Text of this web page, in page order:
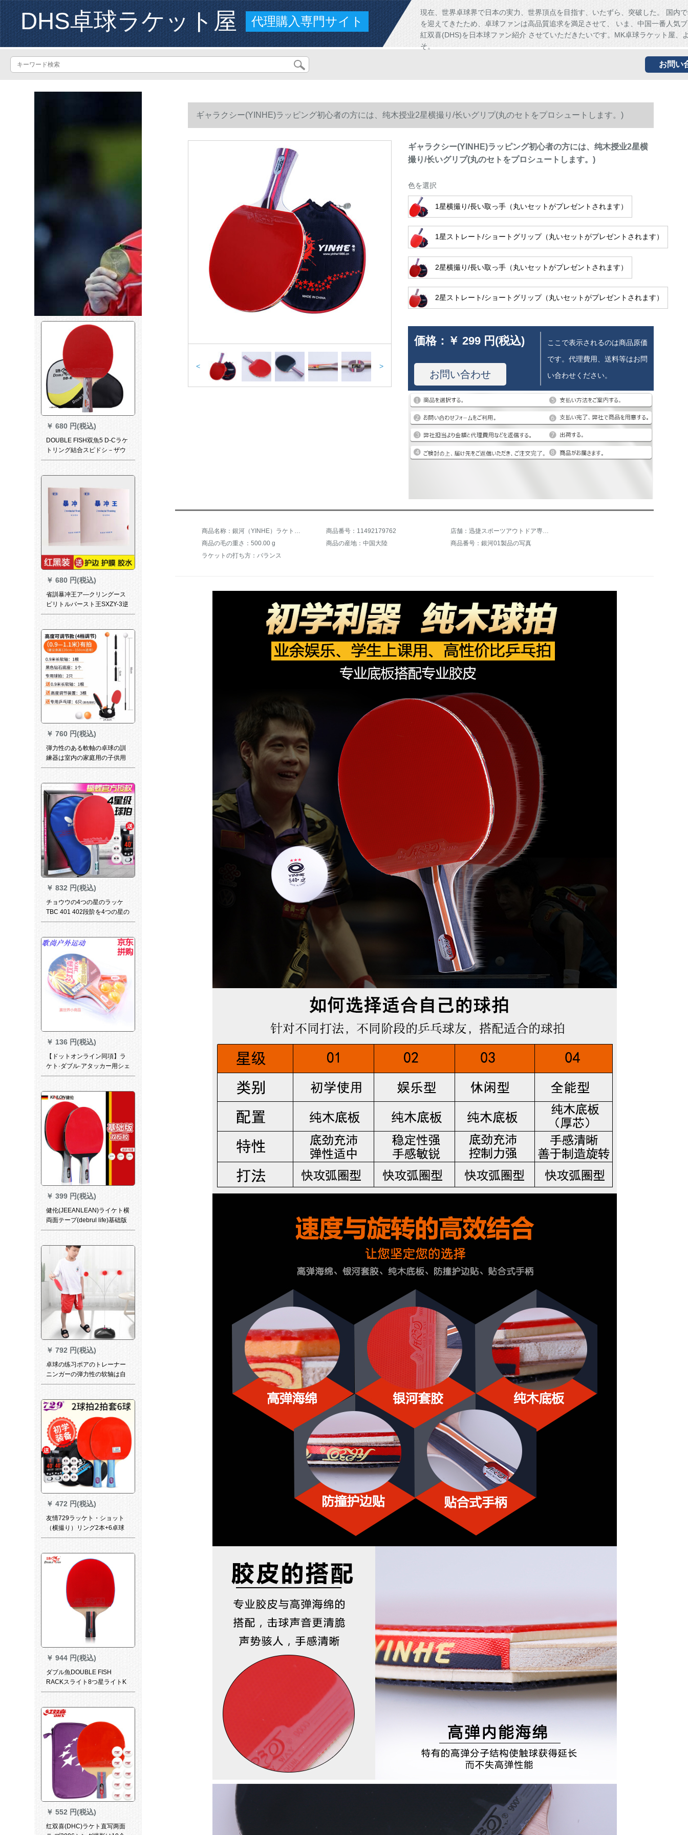
DHS卓球ラケット屋 代理購入専門サイト
現在、世界卓球界で日本の実力、世界頂点を目指す、いたずら、突破した。 国内
を迎えてきたため、卓球ファンは高品質追求を満足させて、 いま、中国一番人気
紅双喜(DHS)を日本球ファン紹介 させていただきたいです。MK卓球ラケット屋、
そ。
お問い
￥ 680 円(税込)
DOUBLE FISH双魚5 D-Cラケ
トリング結合スピドシ－ザウ
プ形直板2冊（2つのボブを送
￥ 680 円(税込)
省訓暴冲王ア—クリングース
ピリトルバースト王SXZY-3逆
ゴムピンボールゴム2錠+接着
￥ 760 円(税込)
弾力性のある軟軸の卓球の訓
練器は室内の家庭用の子供用
のおもちゃんねるねるの赤の
レーニング器に帰って卓球を
弾きます。
￥ 832 円(税込)
チョウウの4つの星のラッケ
TBC 401 402段阶を4つの星の
卓球の完成品の双反ゴムのラ
403-（横撮り）の长い柄を立
￥ 136 円(税込)
【ドットオンライン同項】ラ
ケト·ダブル·アタッカー用シェ
型初心者学生用娯楽兵卓球ラ
ラットを入れます。
￥ 399 円(税込)
健伦(JEEANLEAN)ライケト横
両面テープ(debrul life)基础版
￥ 792 円(税込)
卓球の练习ボアのトレーナー
ニンガーの弾力性の软轴は自
动的にシングペの娯楽を弾き
ト器具の強化モデルを提供し
ます。
￥ 472 円(税込)
友情729ラッケト・ショット
（横撮り）リング2本+6卓球
+2セクスト。
￥ 944 円(税込)
ダブル魚DOUBLE FISH
RACKスライト8つ星ライトK
8直撮りセト
￥ 552 円(税込)
红双喜(DHC)ラケト直写两面
ギャラクシー(YINHE)ラッピング初心者の方には、纯木授业2星横撮り/长いグリプ(丸のセトをプロシュートします。)
< >
ギャラクシー(YINHE)ラッピング初心者の方には、纯木授业2星横
撮り/长いグリプ(丸のセトをプロシュートします。)
色を選択
1星横撮り/長い取っ手（丸いセットがプレゼントされます）
1星ストレート/ショートグリップ（丸いセットがプレゼントされます）
2星横撮り/長い取っ手（丸いセットがプレゼントされます）
2星ストレート/ショートグリップ（丸いセットがプレゼントされます）
価格： ￥ 299 円(税込)
お問い合わせ
ここで表示されるのは商品原価
です。代理費用、送料等はお問
い合わせください。
商品名称：銀河（YINHE）ラケト初心者シングル撮影純木授業2星横撮り/長いグリップ（円形セットプレゼント） 商品番号：11492179762
店舗：迅捷スポーツアウトドア専門店
商品の毛の重さ：500.00 g
商品の産地：中国大陸
商品番号：銀河01製品の写真
ラケットの打ち方：バランス